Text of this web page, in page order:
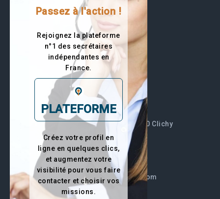
Passez à l'action !
Rejoignez la plateforme
n°1 des secrétaires
indépendantes en
France.
PLATEFORME
Créez votre profil en
ligne en quelques clics,
et augmentez votre
visibilité pour vous faire
contacter et choisir vos
missions.
3996 visiteurs
Trouvez votre secrétaire
RESTEZ EN CONTACT
44 Boulevard du Général Leclerc 92110 Clichy
Site
businesscompetencystartup@gmail.com